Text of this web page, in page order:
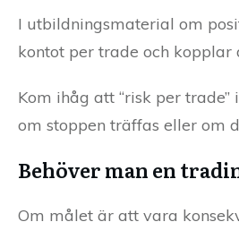
I utbildningsmaterial om
kontot per trade och
Kom ihåg att “risk per
om stoppen träffas eller om
Behöver man en
Om målet är att vara